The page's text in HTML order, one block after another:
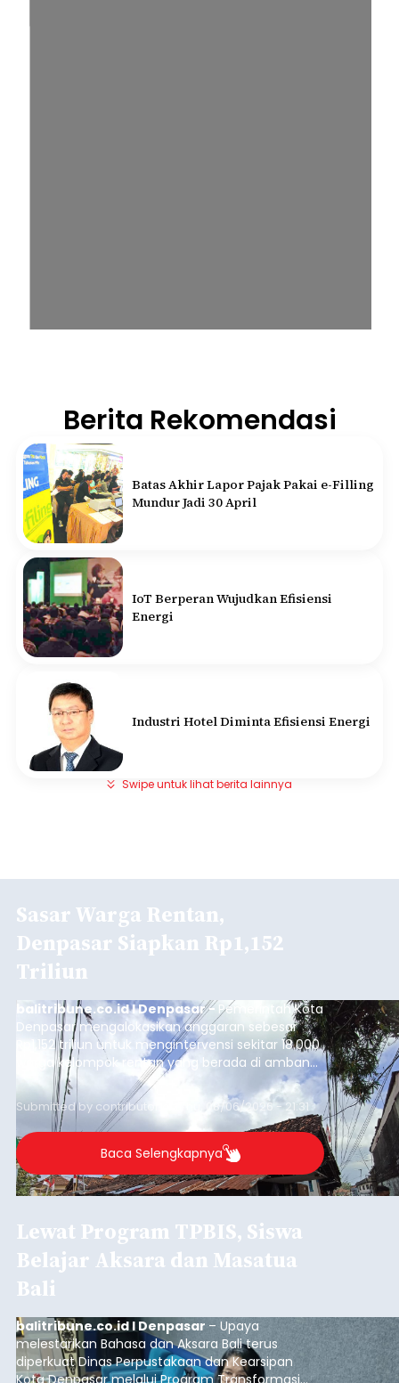
Berita Rekomendasi
Batas Akhir Lapor Pajak Pakai e-Filling
Mundur Jadi 30 April
IoT Berperan Wujudkan Efisiensi
Energi
Industri Hotel Diminta Efisiensi Energi
Swipe untuk lihat berita lainnya
Sasar Warga Rentan,
Denpasar Siapkan Rp1,152
Triliun
balitribune.co.id I Denpasar - Pemerintah Kota
Denpasar mengalokasikan anggaran sebesar
Rp1,152 triliun untuk mengintervensi sekitar 18.000
warga kelompok rentan yang berada di ambang
garis kemiskinan. Langkah strategis ini diambil
guna menjaga masyarakat yang berada pada
kelompok desil 5 dan 6 tersebut agar tidak
merosot ke kategori miskin.
Submitted by contributor Thu, 08/06/2026 - 21:31
Baca Selengkapnya
Lewat Program TPBIS, Siswa
Belajar Aksara dan Masatua
Bali
balitribune.co.id I Denpasar – Upaya
melestarikan Bahasa dan Aksara Bali terus
diperkuat Dinas Perpustakaan dan Kearsipan